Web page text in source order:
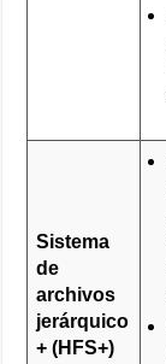
Sistema
de
archivos
jerárquico
+ (HFS+)